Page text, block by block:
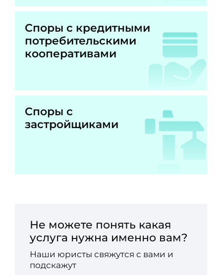
Споры с кредитными
потребительскими
кооперативами
Споры с
застройщиками
Не можете понять какая
услуга нужна именно вам?
Наши юристы свяжутся с вами и
подскажут